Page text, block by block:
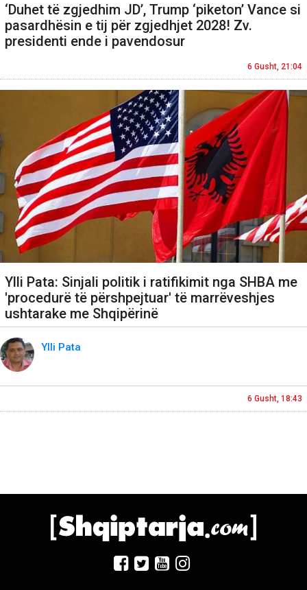
‘Duhet të zgjedhim JD’, Trump ‘piketon’ Vance si
pasardhësin e tij për zgjedhjet 2028! Zv.
presidenti ende i pavendosur
6 Gusht, 21:04
Ylli Pata: Sinjali politik i ratifikimit nga SHBA me
'procedurë të përshpejtuar' të marrëveshjes
ushtarake me Shqipërinë
Ylli Pata
6 Gusht, 18:43